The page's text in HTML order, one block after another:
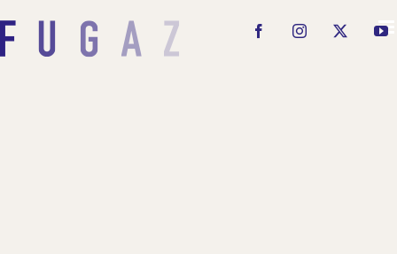
al
contenido
FacebookInstagram